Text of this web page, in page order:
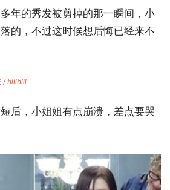
年的秀发被剪掉的那一瞬间，小
的，不过这时候想后悔已经来不
/ bilibili
后，小姐姐有点崩溃，差点要哭